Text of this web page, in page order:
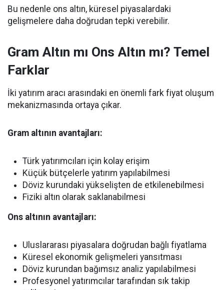
Bu nedenle ons altın, küresel piyasalardaki
gelişmelere daha doğrudan tepki verebilir.
Gram Altın mı Ons Altın mı? Temel
Farklar
İki yatırım aracı arasındaki en önemli fark fiyat oluşum
mekanizmasında ortaya çıkar.
Gram altının avantajları:
Türk yatırımcıları için kolay erişim
Küçük bütçelerle yatırım yapılabilmesi
Döviz kurundaki yükselişten de etkilenebilmesi
Fiziki altın olarak saklanabilmesi
Ons altının avantajları:
Uluslararası piyasalara doğrudan bağlı fiyatlama
Küresel ekonomik gelişmeleri yansıtması
Döviz kurundan bağımsız analiz yapılabilmesi
Profesyonel yatırımcılar tarafından sık takip